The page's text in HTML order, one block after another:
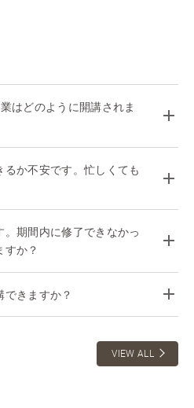
はどのように開講されま
か不安です。忙しくても
期間内に修了できなかっ
すか？
きますか？
VIEW ALL